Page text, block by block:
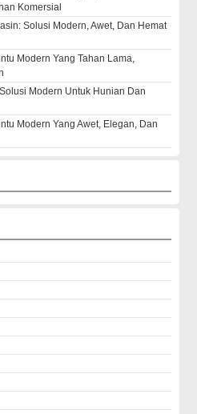
Komersial
Solusi Modern, Awet, Dan Hemat
Modern Yang Tahan Lama,
Modern Untuk Hunian Dan
Modern Yang Awet, Elegan, Dan